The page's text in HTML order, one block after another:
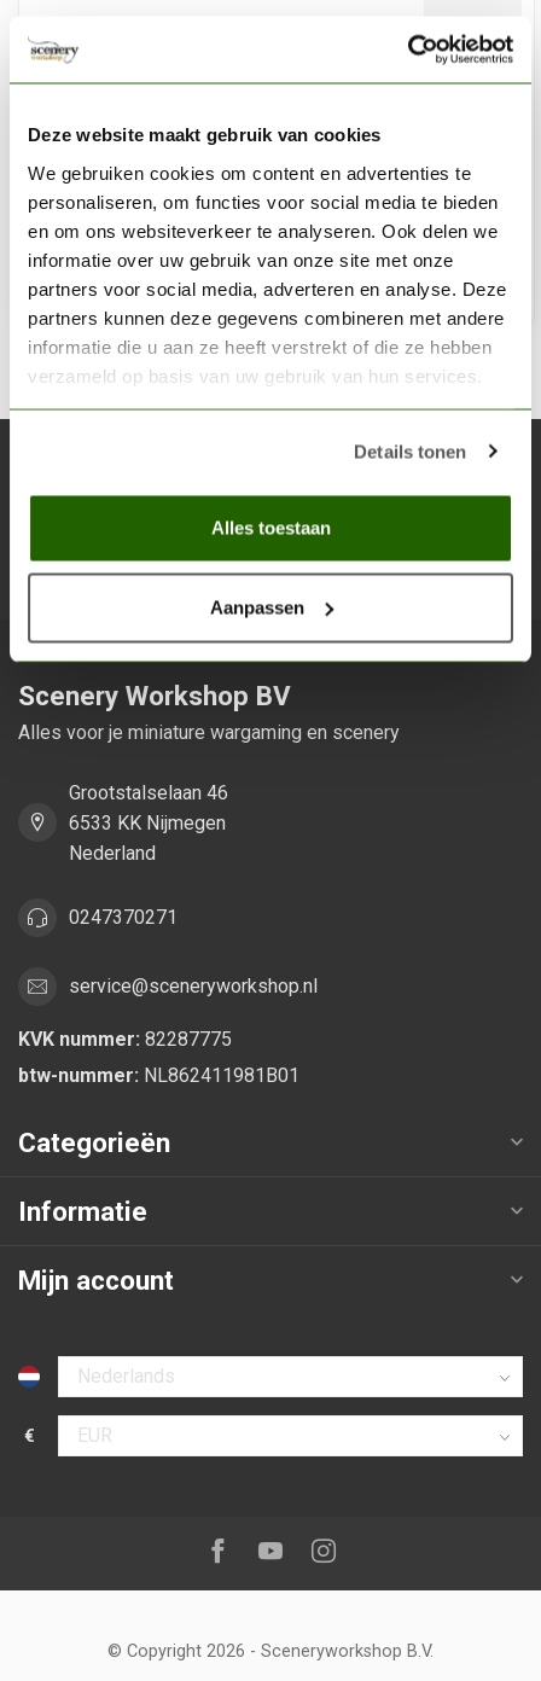
Deze website maakt gebruik van cookies
We gebruiken cookies om content en advertenties te
personaliseren, om functies voor social media te bieden
en om ons websiteverkeer te analyseren. Ook delen we
informatie over uw gebruik van onze site met onze
partners voor social media, adverteren en analyse. Deze
partners kunnen deze gegevens combineren met andere
informatie die u aan ze heeft verstrekt of die ze hebben
verzameld op basis van uw gebruik van hun services.
Details tonen
Alles toestaan
Aanpassen
Small Cart with Barrel - TTA800035
€16,79 €14,27
Op voorraad
Blijf op de hoogte over onze laatste acties
Scenery Workshop BV
Alles voor je miniature wargaming en scenery
Grootstalselaan 46
6533 KK Nijmegen
Nederland
0247370271
service@sceneryworkshop.nl
KVK nummer: 82287775
btw-nummer: NL862411981B01
Categorieën
Informatie
Mijn account
Selecteer taal
€
Selecteer valuta
Volg ons op:Facebook
YoutubeInstagram
© Copyright 2026 - Sceneryworkshop B.V.